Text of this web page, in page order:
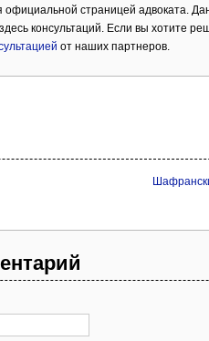
страницей адвоката.
консультаций. Если вы хотите
от наших партнеров.